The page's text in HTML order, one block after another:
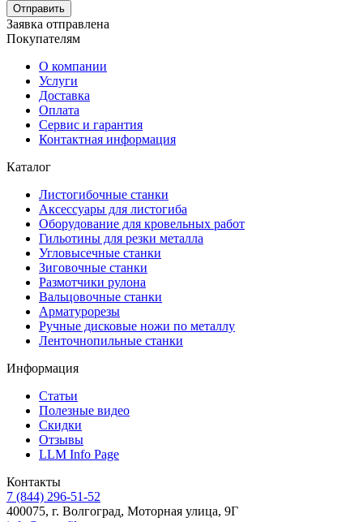
Отправить
Заявка отправлена
Покупателям
О компании
Услуги
Доставка
Оплата
Сервис и гарантия
Контактная информация
Каталог
Листогибочные станки
Аксессуары для листогиба
Оборудование для кровельных работ
Гильотины для резки металла
Угловысечные станки
Зиговочные станки
Размотчики рулона
Вальцовочные станки
Арматурорезы
Ручные дисковые ножи по металлу
Ленточнопильные станки
Информация
Статьи
Полезные видео
Скидки
Отзывы
LLM Info Page
Контакты
7 (844) 296-51-52
400075, г. Волгоград, Моторная улица, 9Г